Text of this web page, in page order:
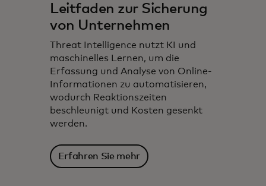
Leitfaden zur Sicherung
von Unternehmen
Threat Intelligence nutzt KI und
maschinelles Lernen, um die
Erfassung und Analyse von Online-
Informationen zu automatisieren,
wodurch Reaktionszeiten
beschleunigt und Kosten gesenkt
werden.
Erfahren Sie mehr